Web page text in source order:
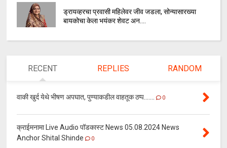
ड्रायव्हरचा प्रवासी महिलेवर जीव जडला, सोन्यासारख्या
बायकोचा केला भयंकर शेवट अन....
RECENT REPLIES RANDOM
वाकी खुर्द येथे भीषण अपघात, पुण्याकडील वाहतूक ठप्प....... 0
क्राईमनामा Live Audio पॉडकास्ट News 05.08.2024 News
Anchor Shital Shinde
0